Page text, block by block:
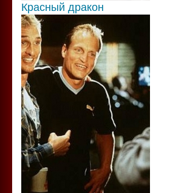
Красный дракон